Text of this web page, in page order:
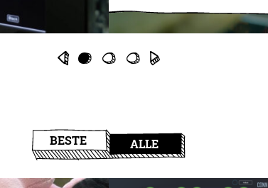
BESTE ALLE